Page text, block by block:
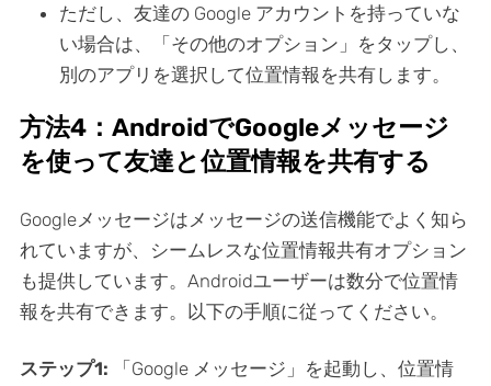
ただし、友達の Google アカウントを持っていな
い場合は、「その他のオプション」をタップし、
別のアプリを選択して位置情報を共有します。
方法4：AndroidでGoogleメッセージ
を使って友達と位置情報を共有する
Googleメッセージはメッセージの送信機能でよく知ら
れていますが、シームレスな位置情報共有オプション
も提供しています。Androidユーザーは数分で位置情
報を共有できます。以下の手順に従ってください。
ステップ1: 「Google メッセージ」を起動し、位置情